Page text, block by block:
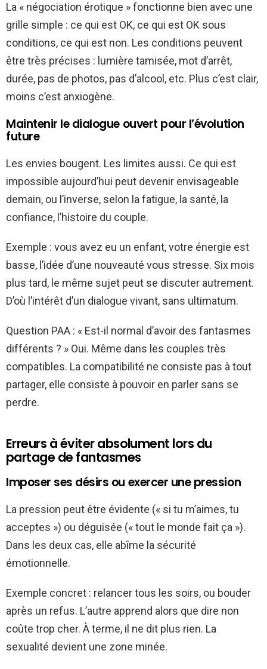
La « négociation érotique » fonctionne bien avec une
grille simple : ce qui est OK, ce qui est OK sous
conditions, ce qui est non. Les conditions peuvent
être très précises : lumière tamisée, mot d’arrêt,
durée, pas de photos, pas d’alcool, etc. Plus c’est clair,
moins c’est anxiogène.
Maintenir le dialogue ouvert pour l’évolution
future
Les envies bougent. Les limites aussi. Ce qui est
impossible aujourd’hui peut devenir envisageable
demain, ou l’inverse, selon la fatigue, la santé, la
confiance, l’histoire du couple.
Exemple : vous avez eu un enfant, votre énergie est
basse, l’idée d’une nouveauté vous stresse. Six mois
plus tard, le même sujet peut se discuter autrement.
D’où l’intérêt d’un dialogue vivant, sans ultimatum.
Question PAA : « Est-il normal d’avoir des fantasmes
différents ? » Oui. Même dans les couples très
compatibles. La compatibilité ne consiste pas à tout
partager, elle consiste à pouvoir en parler sans se
perdre.
Erreurs à éviter absolument lors du
partage de fantasmes
Imposer ses désirs ou exercer une pression
La pression peut être évidente (« si tu m’aimes, tu
acceptes ») ou déguisée (« tout le monde fait ça »).
Dans les deux cas, elle abîme la sécurité
émotionnelle.
Exemple concret : relancer tous les soirs, ou bouder
après un refus. L’autre apprend alors que dire non
coûte trop cher. À terme, il ne dit plus rien. La
sexualité devient une zone minée.